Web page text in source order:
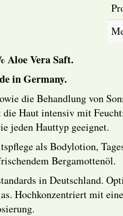
Aloe Vera Saft.
in Germany.
die Behandlung von
Haut intensiv mit
jeden Hauttyp geeignet.
als Bodylotion,
Bergamottenöl.
in Deutschland.
Hochkonzentriert mit